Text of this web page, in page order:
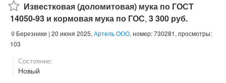
Известковая (доломитовая) мука по ГОСТ
14050-93 и кормовая мука по ГОС, 3 300 руб.
Березники | 20 июня 2025, Артель ООО, номер: 730281, просмотры:
103
Состояние:
Новый